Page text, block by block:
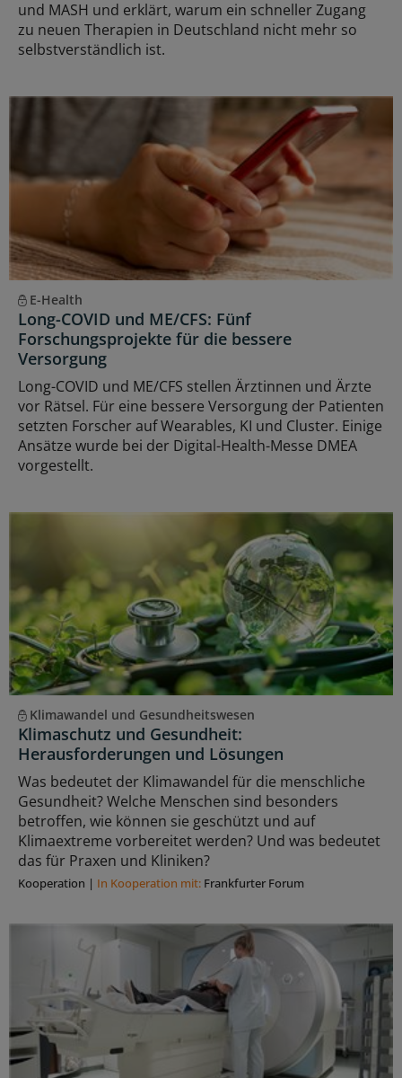
und MASH und erklärt, warum ein schneller Zugang
zu neuen Therapien in Deutschland nicht mehr so
selbstverständlich ist.
E-Health
Long-COVID und ME/CFS: Fünf
Forschungsprojekte für die bessere
Versorgung
Long-COVID und ME/CFS stellen Ärztinnen und Ärzte
vor Rätsel. Für eine bessere Versorgung der Patienten
setzten Forscher auf Wearables, KI und Cluster. Einige
Ansätze wurde bei der Digital-Health-Messe DMEA
vorgestellt.
Klimawandel und Gesundheitswesen
Klimaschutz und Gesundheit:
Herausforderungen und Lösungen
Was bedeutet der Klimawandel für die menschliche
Gesundheit? Welche Menschen sind besonders
betroffen, wie können sie geschützt und auf
Klimaextreme vorbereitet werden? Und was bedeutet
das für Praxen und Kliniken?
Kooperation | In Kooperation mit: Frankfurter Forum